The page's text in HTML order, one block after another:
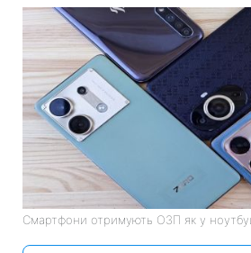
Смартфони отримують ОЗП як у